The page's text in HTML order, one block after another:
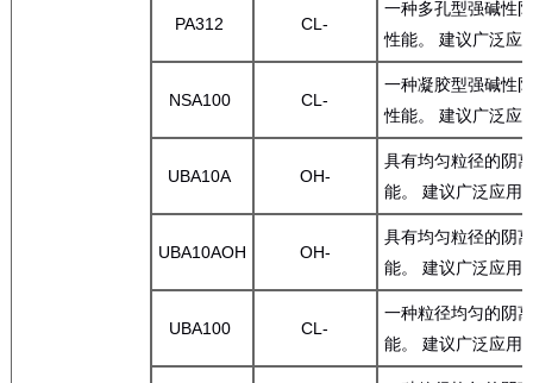
PA312 CL-
一种多孔型强碱性
性能。 建议广泛应
NSA100 CL-
一种凝胶型强碱性
性能。 建议广泛应
UBA10A OH-
具有均匀粒径的阴
能。 建议广泛应用
UBA10AOH OH-
具有均匀粒径的阴
能。 建议广泛应用
UBA100 CL-
一种粒径均匀的阴
能。 建议广泛应用